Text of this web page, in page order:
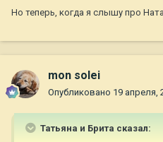
Но теперь, когда я слышу про
mon solei
Опубликовано 19 апреля,
Татьяна и Брита сказал: